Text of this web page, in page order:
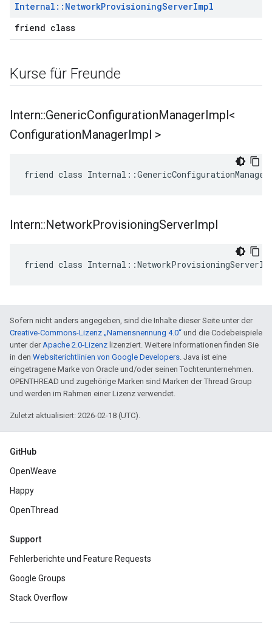
Internal :: NetworkProvisioningServerImpl
friend class
Kurse für Freunde
Intern::GenericConfigurationManagerImpl<
ConfigurationManagerImpl >
friend class
Intern::NetworkProvisioningServerImpl
friend class
Sofern nicht anders angegeben, sind die Inhalte dieser Seite unter der
Creative-Commons-Lizenz „Namensnennung 4.0“ und die Codebeispiele
unter derApache 2.0-Lizenz lizenziert. Weitere Informationen finden Sie
in den Websiterichtlinien von Google Developers. Java ist eine
eingetragene Marke von Oracle und/oder seinen Tochterunternehmen.
OPENTHREAD und zugehörige Marken sind Marken der Thread Group
und werden im Rahmen einer Lizenz verwendet.
Zuletzt aktualisiert: 2026-02-18 (UTC).
GitHub
OpenWeave
Happy
OpenThread
Support
Fehlerberichte und Feature Requests
Google Groups
Stack Overflow